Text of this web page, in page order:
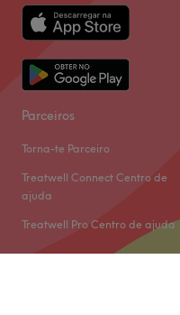
Parceiros
Torna-te Parceiro
Treatwell Connect Centro de
ajuda
Treatwell Pro Centro de ajuda